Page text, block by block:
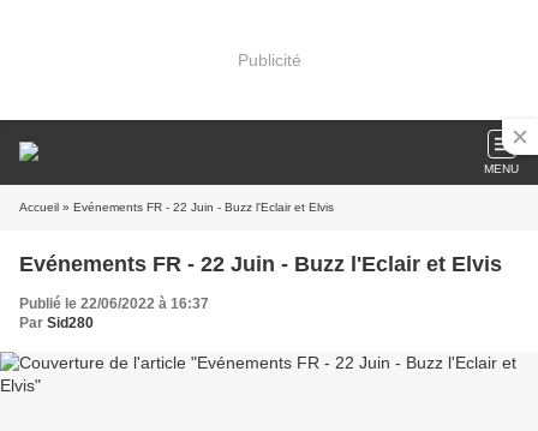
Publicité
MENU
Accueil » Evénements FR - 22 Juin - Buzz l'Eclair et Elvis
Evénements FR - 22 Juin - Buzz l'Eclair et Elvis
Publié le 22/06/2022 à 16:37
Par Sid280